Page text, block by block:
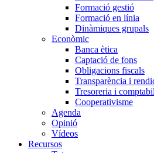
Formació gestió
Formació en línia
Dinàmiques grupals
Econòmic
Banca ètica
Captació de fons
Obligacions fiscals
Transparència i
Tresoreria i
Cooperativisme
Agenda
Opinió
Vídeos
Recursos